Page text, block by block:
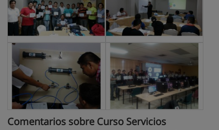
Comentarios sobre Curso Servicios